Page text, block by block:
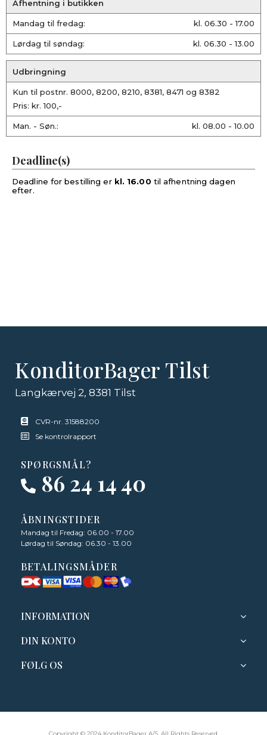
Afhentning i butikken
Mandag til fredag: kl. 06.30 - 17.00
Lørdag til søndag: kl. 06.30 - 13.00
Udbringning
Kun til postnr. 8000, 8200, 8210, 8381, 8471 og 8382
Pris: kr. 100,-
Man. - Søn.: kl. 08.00 - 10.00
Deadline(s)
Deadline for bestilling er kl. 16.00 til afhentning dagen
efter.
KonditorBager Tilst
Langkærvej 2, 8381 Tilst
CVR-nr. 31588200
Se kontrolrapport
SPØRGSMÅL?
86 24 14 40
ÅBNINGSTIDER
Mandag til Fredag: 06.00 - 17.00
Lørdag til Søndag: 06.30 - 13.00
BETALINGSMÅDER
INFORMATION
DIN KONTO
FØLG OS